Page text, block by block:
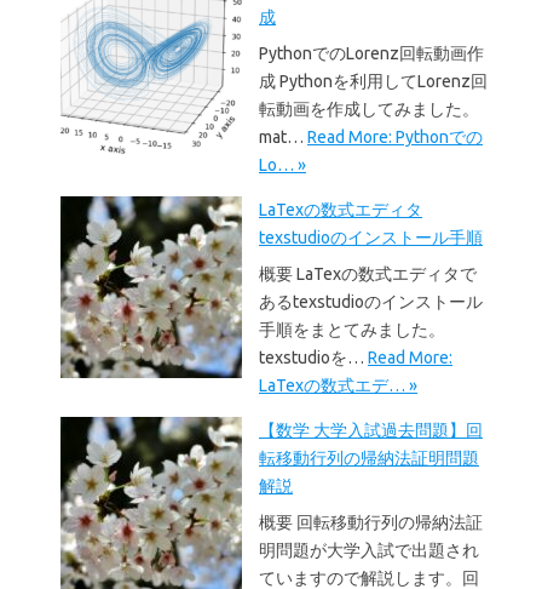
成
PythonでのLorenz回転動画作
成 Pythonを利用してLorenz回
転動画を作成してみました。
mat… Read More: Pythonでの
Lo… »
LaTexの数式エディタ
texstudioのインストール手順
概要 LaTexの数式エディタで
あるtexstudioのインストール
手順をまとてみました。
texstudioを… Read More:
LaTexの数式エデ… »
【数学 大学入試過去問題】回
転移動行列の帰納法証明問題
解説
概要 回転移動行列の帰納法証
明問題が大学入試で出題され
ていますので解説します。回